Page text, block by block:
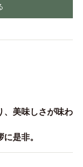
、美味しさが味わ
是非。